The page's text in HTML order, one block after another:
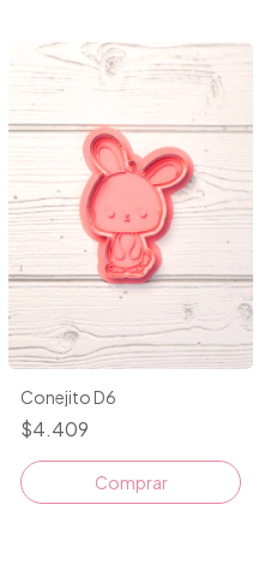
Conejito D6
$4.409
Comprar